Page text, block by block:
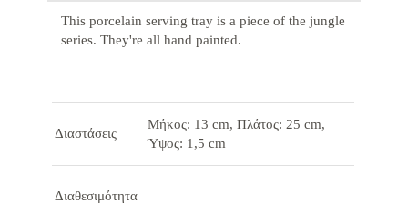
This porcelain serving tray is a piece of the jungle
series. They're all hand painted.
Διαστάσεις
Μήκος: 13 cm, Πλάτος: 25 cm,
Ύψος: 1,5 cm
Διαθεσιμότητα